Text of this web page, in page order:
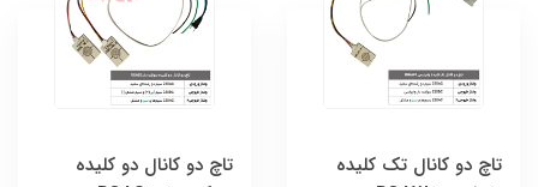
تاچ دو کانال تک کلیده
تاچ دو کانال دو کلیده